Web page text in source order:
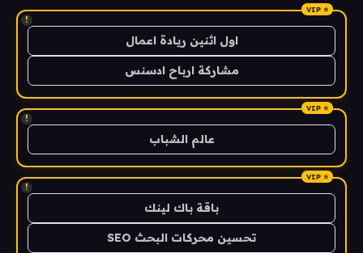
!
اول اثنين ريادة اعمال
مشاركة ارباح ادسنس
!
عالم الشباب
!
باقة باك لينك
تحسين محركات البحث SEO